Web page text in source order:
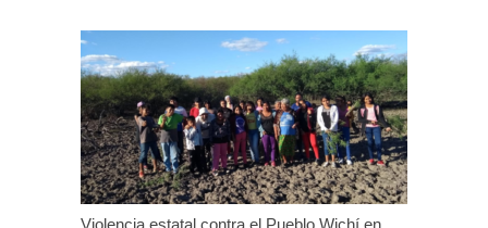
Violencia estatal contra el Pueblo Wichí en